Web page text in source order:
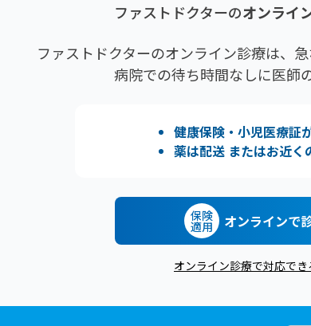
ファストドクターのオンライ
ファストドクターのオンライン診療は、
病院での待ち時間なしに医師
健康保険・小児医療証
薬は配送 またはお近く
保険
適用 オンラインで
オンライン診療で対応で